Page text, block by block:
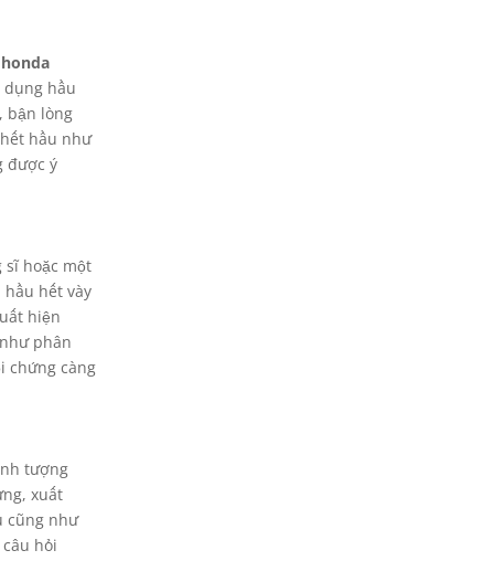
hầu
bận lòng
hầu như
được ý
hoặc một
hết vày
hiện
phân
chứng càng
tượng
xuất
cũng như
hỏi